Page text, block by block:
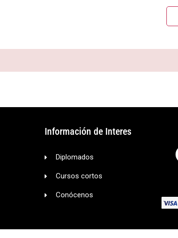
Información de Interes
Diplomados
Cursos cortos
Conócenos